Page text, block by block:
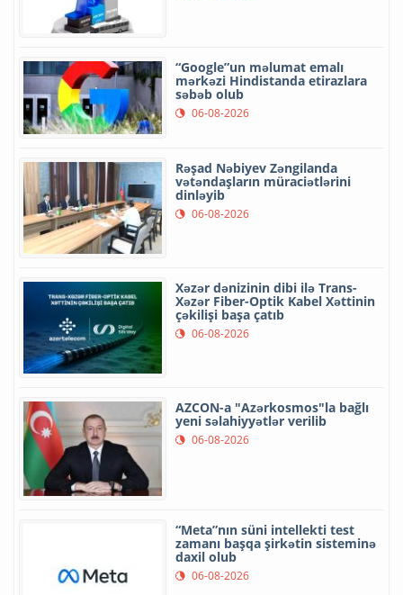
“Google”un məlumat emalı
mərkəzi Hindistanda etirazlara
səbəb olub
06-08-2026
Rəşad Nəbiyev Zəngilanda
vətəndaşların müraciətlərini
dinləyib
06-08-2026
Xəzər dənizinin dibi ilə Trans-
Xəzər Fiber-Optik Kabel Xəttinin
çəkilişi başa çatıb
06-08-2026
AZCON-a "Azərkosmos"la bağlı
yeni səlahiyyətlər verilib
06-08-2026
“Meta”nın süni intellekti test
zamanı başqa şirkətin sisteminə
daxil olub
06-08-2026